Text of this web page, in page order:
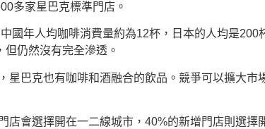
多家星巴克標準門店。
國年人均咖啡消費量約為12杯，日本的人均是
仍然沒有完全滲透。
巴克也有咖啡和酒融合的飲品。競爭可以擴大市
會選擇開在一二線城市，40%的新增門店則選擇